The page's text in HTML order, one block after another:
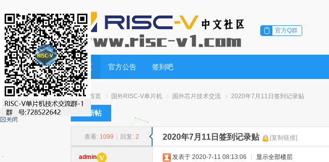
官方Q群
首页 官方公告 签到吧
首页
›
国外RISC-V单片机
›
国外芯片技术交流
›
2020年7月11日签到记录贴
发新帖
查看: 1099 回复: 2 2020年7月11日签到记录贴 [复制链接]
admin 发表于 2020-7-11 08:13:06 显示全部楼层